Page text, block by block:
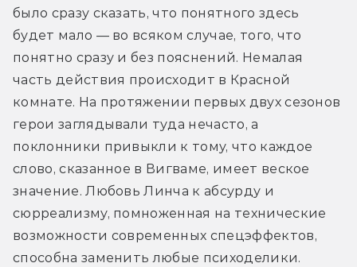
было сразу сказать, что понятного здесь
будет мало — во всяком случае, того, что
понятно сразу и без пояснений. Немалая
часть действия происходит в Красной
комнате. На протяжении первых двух сезонов
герои заглядывали туда нечасто, а
поклонники привыкли к тому, что каждое
слово, сказанное в Вигваме, имеет веское
значение. Любовь Линча к абсурду и
сюрреализму, помноженная на технические
возможности современных спецэффектов,
способна заменить любые психоделики.